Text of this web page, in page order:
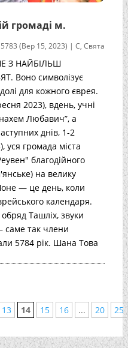
громаді м.
(Вер 15, 2023) |С,Свята
З НАЙБІЛЬШ
Воно символізує
для кожного єврея.
2023), вдень, учні
Любавич”, а
днів, 1-2
уся громада міста
благодійного
на велику
— це день, коли
календаря.
Ташліх, звуки
так члени
5784 рік. Шана Това
13 14 15 16 ... 20
25